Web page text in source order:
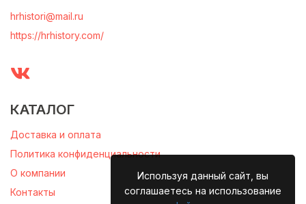
Используя данный сайт, вы
соглашаетесь на использование
hrhistori@mail.ru
https://hrhistory.com/
КАТАЛОГ
Доставка и оплата
Политика конфиденциальности
О компании
Контакты